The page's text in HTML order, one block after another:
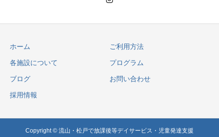
ホーム ご利用方法
各施設について プログラム
ブログ お問い合わせ
採用情報
Copyright © 流山・松戸で放課後等デイサービス・児童発達支援